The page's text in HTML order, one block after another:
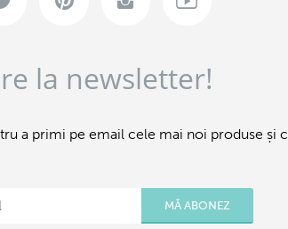
la newsletter!
a primi pe email cele mai noi produse și
MĂ ABONEZ